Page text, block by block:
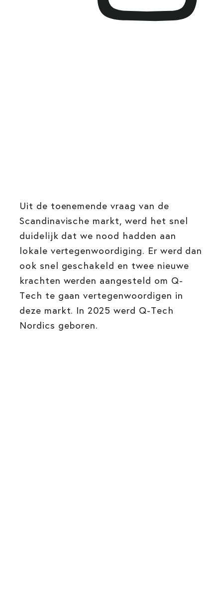
Uit de toenemende vraag van de
Scandinavische markt, werd het snel
duidelijk dat we nood hadden aan
lokale vertegenwoordiging. Er werd dan
ook snel geschakeld en twee nieuwe
krachten werden aangesteld om Q-
Tech te gaan vertegenwoordigen in
deze markt. In 2025 werd Q-Tech
Nordics geboren.